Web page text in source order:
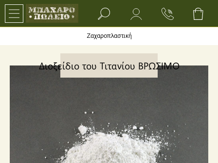
Search bar input field
Ζαχαροπλαστική
Διοξείδιο του Τιτανίου ΒΡΩΣΙΜΟ